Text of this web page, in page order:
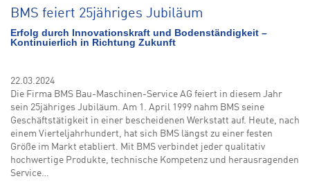
BMS feiert 25jähriges Jubiläum
Erfolg durch Innovationskraft und Bodenständigkeit –
Kontinuierlich in Richtung Zukunft
22.03.2024
Die Firma BMS Bau-Maschinen-Service AG feiert in diesem Jahr
sein 25jähriges Jubiläum. Am 1. April 1999 nahm BMS seine
Geschäftstätigkeit in einer bescheidenen Werkstatt auf. Heute, nach
einem Vierteljahrhundert, hat sich BMS längst zu einer festen
Größe im Markt etabliert. Mit BMS verbindet jeder qualitativ
hochwertige Produkte, technische Kompetenz und herausragenden
Service…